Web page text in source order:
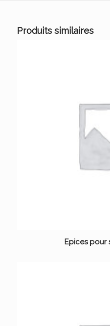
Produits similaires
Epices pour